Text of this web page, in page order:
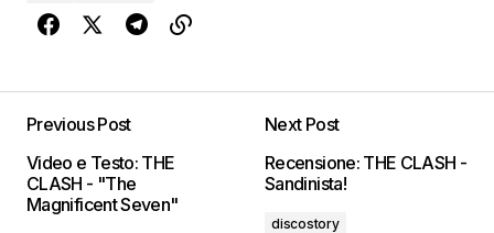
Previous Post
Video e Testo: THE
CLASH - "The
Magnificent Seven"
Next Post
Recensione: THE CLASH -
Sandinista!
discostory